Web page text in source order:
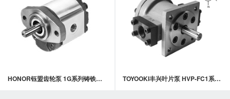
HONOR钰盟齿轮泵 1G系列铸铁齿轮泵 TOYOOKI丰兴叶片泵 HVP-FC1系列定量叶片泵